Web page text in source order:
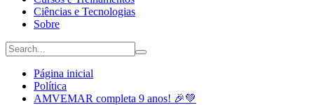
Ciências e Tecnologias
Sobre
Página inicial
Política
AMVEMAR completa 9 anos! 🎉💚